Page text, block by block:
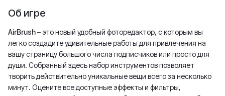
Об игре
AirBrush– это новый удобный фоторедактор, с которым вы
легко создадите удивительные работы для привлечения на
вашу страницу большого числа подписчиков или просто для
души. Собранный здесь набор инструментов позволяет
творить действительно уникальные вещи всего за несколько
минут. Оцените все доступные эффекты и фильтры,